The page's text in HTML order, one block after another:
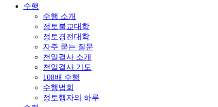
수행
수행 소개
정토불교대학
정토경전대학
자주 묻는 질문
천일결사 소개
천일결사 기도
108배 수행
수행법회
정토행자의 하루